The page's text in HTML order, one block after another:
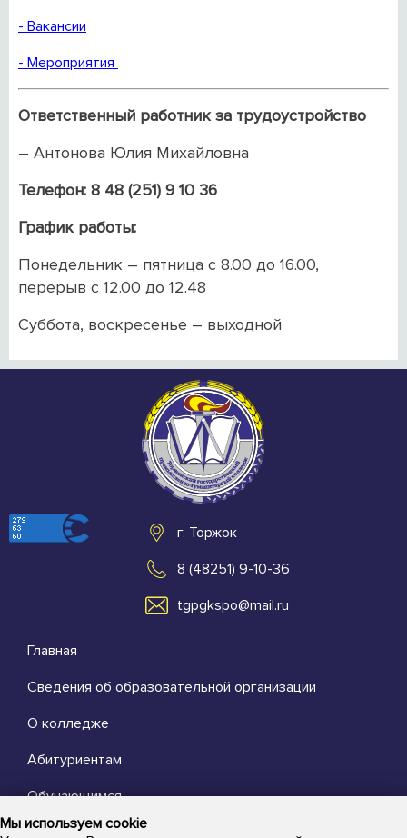
- Вакансии
- Мероприятия
Ответственный работник за трудоустройство
– Антонова Юлия Михайловна
Телефон: 8 48 (251) 9 10 36
График работы:
Понедельник – пятница с 8.00 до 16.00,
перерыв с 12.00 до 12.48
Суббота, воскресенье – выходной
г. Торжок
8 (48251) 9-10-36
tgpgkspo@mail.ru
Главная
Сведения об образовательной организации
О колледже
Абитуриентам
Обучающимся
Выпускникам
Мы используем cookie